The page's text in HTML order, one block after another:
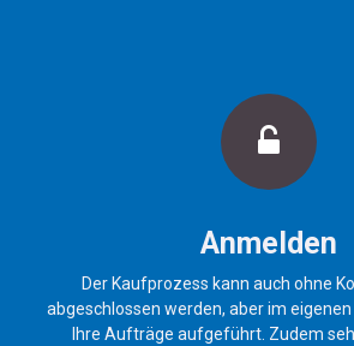
Anmelden
Der Kaufprozess kann auch ohne
abgeschlossen werden, aber im
Ihre Aufträge aufgeführt. Zudem